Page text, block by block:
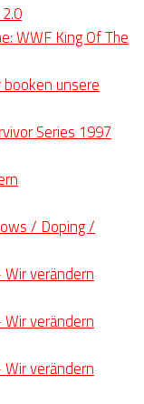
WWF King Of The
unsere
Series 1997
/ Doping /
verändern
verändern
verändern